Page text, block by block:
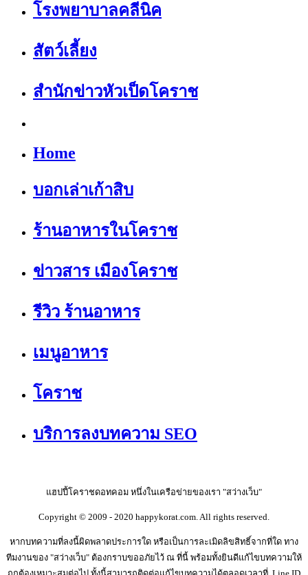
โรงพยาบาลคลีนิค
สัตว์เลี้ยง
สำนักข่าวหัวเป็ดโคราช
Home
บอกเล่าเก้าสิบ
ร้านอาหารในโคราช
ข่าวสาร เมืองโคราช
รีวิว ร้านอาหาร
เมนูอาหาร
โคราช
บริการลงบทความ SEO
แฮปปี้โคราชดอทคอม หนึ่งในเครือข่ายของเรา "สว่างเว็บ"
Copyright © 2009 - 2020 happykorat.com. All rights reserved.
หากบทความที่ลงนี้ผิดพลาดประการใด หรือเป็นการละเมิดลิขสิทธิ์จากที่ใด ทาง
ทีมงานของ "สว่างเว็บ" ต้องกราบขออภัยไว้ ณ ที่นี้ พร้อมทั้งยินดีแก้ไขบทความให้